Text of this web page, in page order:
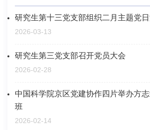
研究生第十三党支部组织二月主题党
2026-03-13
研究生第三党支部召开党员大会
2026-02-28
中国科学院京区党建协作四片举办方
班
2026-02-14